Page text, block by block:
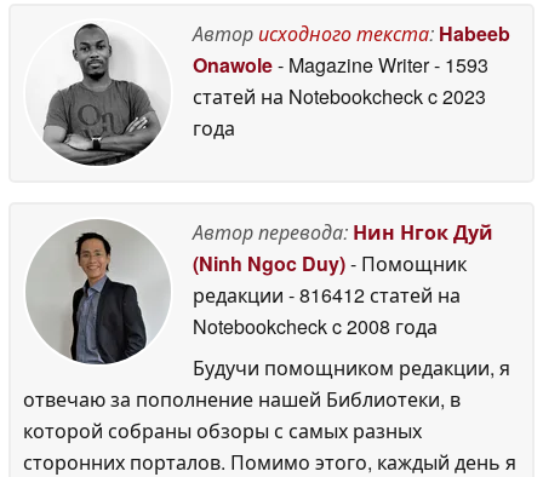
2026
Авторисходного текста: Habeeb
Onawole- Magazine Writer- 1593
статей на Notebookcheckc 2023
года
Автор перевода: Нин Нгок Дуй
(Ninh Ngoc Duy)- Помощник
редакции - 816412 статей на
Notebookcheckc 2008 года
Будучи помощником редакции, я
отвечаю за пополнение нашей Библиотеки, в
которой собраны обзоры с самых разных
сторонних порталов. Помимо этого, каждый день я